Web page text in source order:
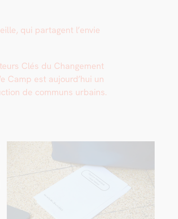
qui parta­gent l’en­vie
Clés du Change­ment
Camp est aujourd’hui un
de com­muns urbains.